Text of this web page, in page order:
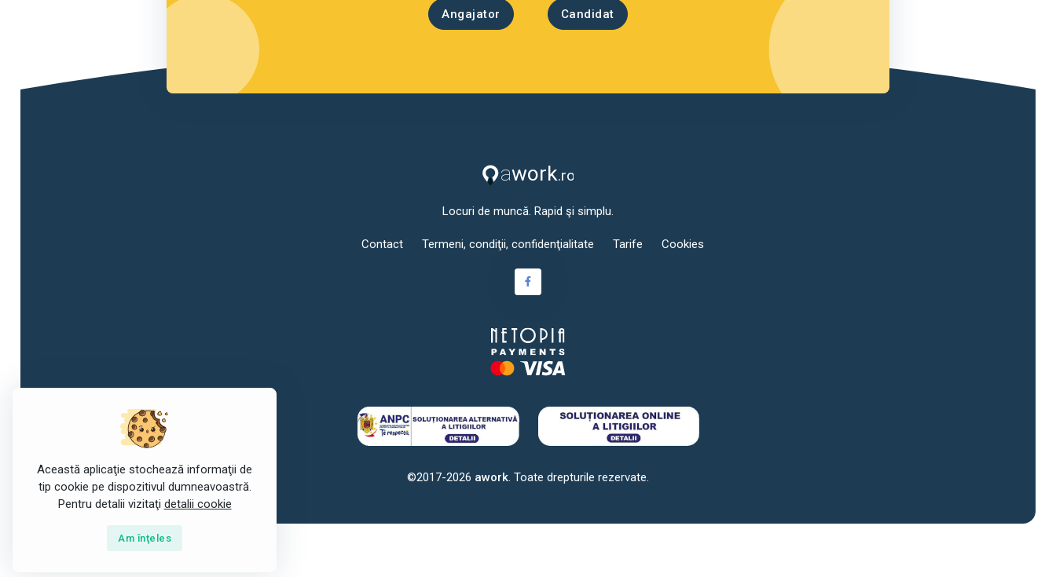
Angajator Candidat
Locuri de muncă. Rapid şi simplu.
Contact Termeni, condiţii, confidenţialitate Tarife Cookies
©2017-2026 awork. Toate drepturile rezervate.
Această aplicaţie stochează informaţii de
tip cookie pe dispozitivul dumneavoastră.
Pentru detalii vizitaţi detalii cookie
Am înţeles